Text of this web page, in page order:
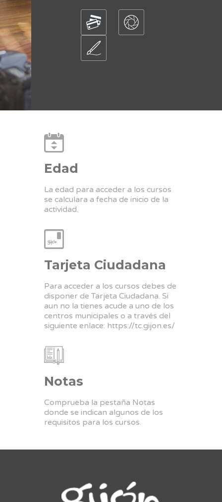
Edad
La edad para acceder a los cursos
se calculara a fecha de inicio de la
actividad.
Tarjeta Ciudadana
Para acceder a los cursos debes de
disponer de Tarjeta Ciudadana. Si
aun no la tienes acude a uno de los
centros municipales o a través del
siguiente enlace: https://tc.gijon.es/
Notas
Comprueba la pestaña Notas
donde se indican algunos de los
requisitos para los cursos.